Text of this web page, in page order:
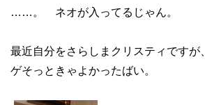
……。 ネオが入ってるじゃん。
最近自分をさらしまクリスティですが
ゲそっときゃよかったばい。